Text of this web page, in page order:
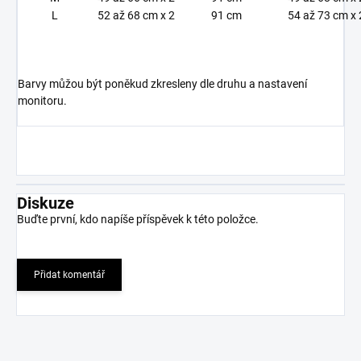
L
52 až 68 cm x 2 91 cm 54 až 73 cm x
Barvy můžou být poněkud zkresleny dle druhu a nastavení
monitoru.
Diskuze
Buďte první, kdo napíše příspěvek k této položce.
Přidat komentář